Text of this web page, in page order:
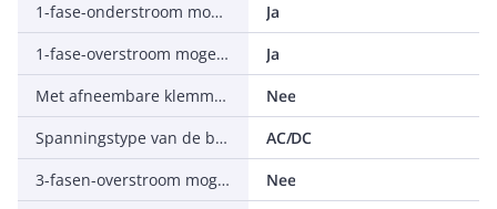
1-fase-onderstroom mogelijk
Ja
1-fase-overstroom mogelijk
Ja
Met afneembare klemmen
Nee
Spanningstype van de bedrijfsspanning
AC/DC
3-fasen-overstroom mogelijk
Nee